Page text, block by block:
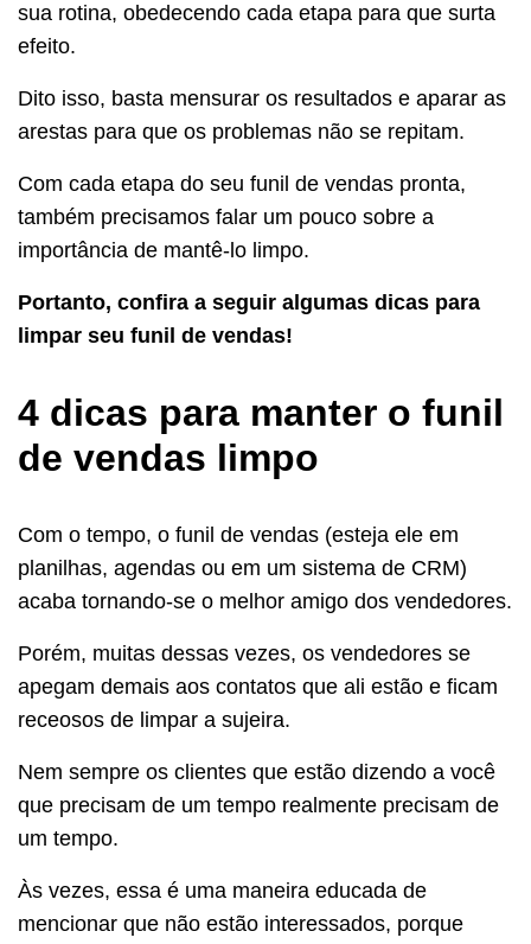
sua rotina, obedecendo cada etapa para que surta
efeito.
Dito isso, basta mensurar os resultados e aparar as
arestas para que os problemas não se repitam.
Com cada etapa do seu funil de vendas pronta,
também precisamos falar um pouco sobre a
importância de mantê-lo limpo.
Portanto, confira a seguir algumas dicas para
limpar seu funil de vendas!
4 dicas para manter o funil
de vendas limpo
Com o tempo, o funil de vendas (esteja ele em
planilhas, agendas ou em um sistema de CRM)
acaba tornando-se o melhor amigo dos vendedores.
Porém, muitas dessas vezes, os vendedores se
apegam demais aos contatos que ali estão e ficam
receosos de limpar a sujeira.
Nem sempre os clientes que estão dizendo a você
que precisam de um tempo realmente precisam de
um tempo.
Às vezes, essa é uma maneira educada de
mencionar que não estão interessados, porque